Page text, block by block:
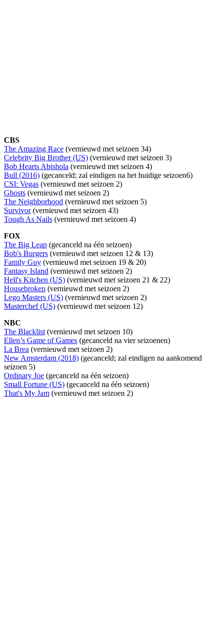
CBS
The Amazing Race (vernieuwd met seizoen 34)
Celebrity Big Brother (US) (vernieuwd met seizoen 3)
Bob Hearts Abishola (vernieuwd met seizoen 4)
Bull (2016) (gecanceld; zal eindigen na het huidige seizoen6)
CSI: Vegas (vernieuwd met seizoen 2)
Ghosts (vernieuwd met seizoen 2)
The Neighborhood (vernieuwd met seizoen 5)
Survivor(vernieuwd met seizoen 43)
Tough As Nails (vernieuwd met seizoen 4)
FOX
The Big Leap (gecanceld na één seizoen)
Bob's Burgers (vernieuwd met seizoen 12 & 13)
Family Guy (vernieuwd met seizoen 19 & 20)
Fantasy Island (vernieuwd met seizoen 2)
Hell's Kitchen (US) (vernieuwd met seizoen 21 & 22)
Housebroken (vernieuwd met seizoen 2)
Lego Masters (US) (vernieuwd met seizoen 2)
Masterchef (US) (vernieuwd met seizoen 12)
NBC
The Blacklist (vernieuwd met seizoen 10)
Ellen’s Game of Games (gecanceld na vier seizoenen)
La Brea (vernieuwd met seizoen 2)
New Amsterdam (2018) (gecanceld; zal eindigen na aankomend
seizoen 5)
Ordinary Joe (gecanceld na één seizoen)
Small Fortune (US) (gecanceld na één seizoen)
That's My Jam (vernieuwd met seizoen 2)